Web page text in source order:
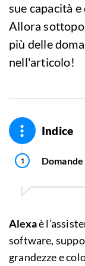
sue capacità
Allora
più delle
nell'articolo!
Indice
Alexaè
software,
grandezze e